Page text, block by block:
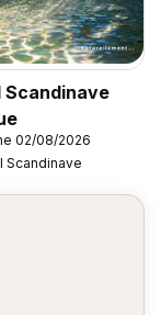
Scandinave
02/08/2026
Scandinave